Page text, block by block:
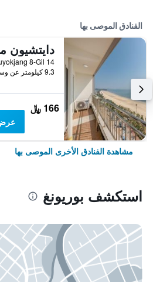
الفنادق الموصى بها
9.3 كيلومتر عن وسط المدينة
166 ﷼
مشاهدة الفنادق الأخرى الموصى بها
استكشف بوريونغ